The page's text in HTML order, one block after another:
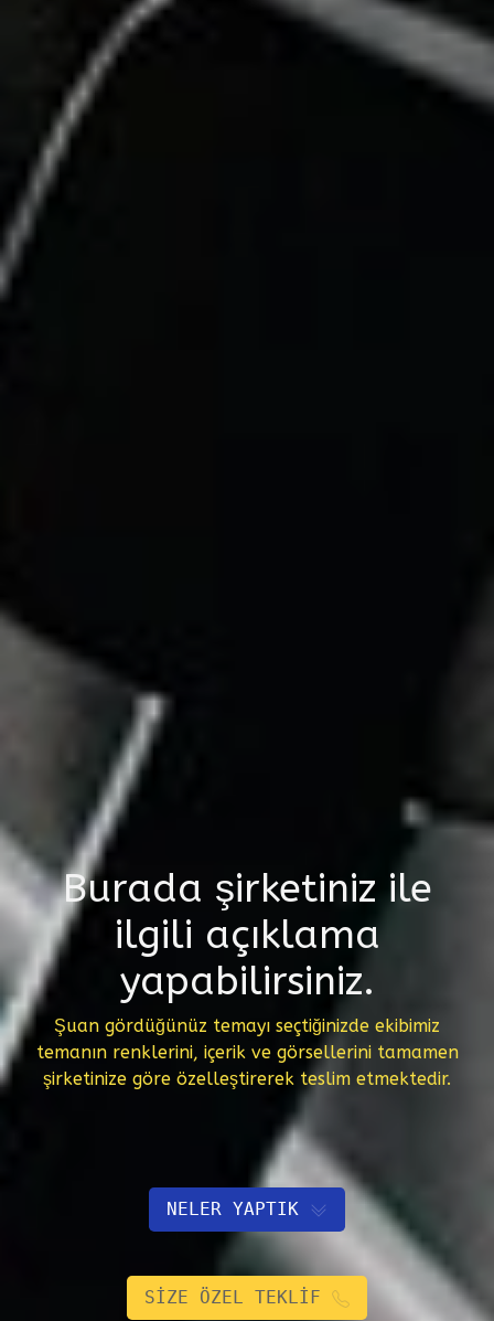
Burada şirketiniz ile
ilgili açıklama
yapabilirsiniz.
Şuan gördüğünüz temayı seçtiğinizde ekibimiz
temanın renklerini, içerik ve görsellerini tamamen
şirketinize göre özelleştirerek teslim etmektedir.
NELER YAPTIK
SİZE ÖZEL TEKLİF